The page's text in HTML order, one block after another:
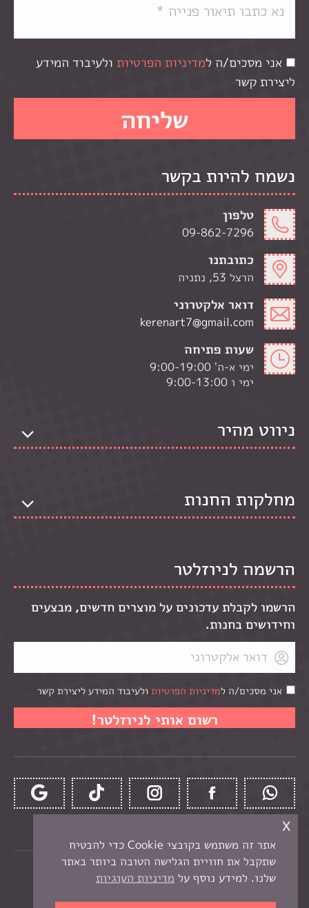
אני מסכים/ה למדיניות הפרטיות ולעיבוד המידע
ליצירת קשר
נשמח להיות בקשר
טלפון
09-862-7296
כתובתנו
הרצל 53, נתניה
דואר אלקטרוני
kerenart7@gmail.com
שעות פתיחה
ימי א-ה' 9:00-19:00
ימי ו 9:00-13:00
ניווט מהיר
מחלקות החנות
הרשמה לניוזלטר
הרשמו לקבלת עדכונים על מוצרים חדשים, מבצעים
וחידושים בחנות.
אני מסכים/ה למדיניות הפרטיות ולעיבוד המידע ליצירת קשר
כל הזכויות שמורות לקרן -חנות יצירה בנתניה
אתר זה משתמש בקובצי Cookie כדי להבטיח
שתקבל את חוויית הגלישה הטובה ביותר באתר
שלנו. למידע נוסף על מדיניות העוגיות
x